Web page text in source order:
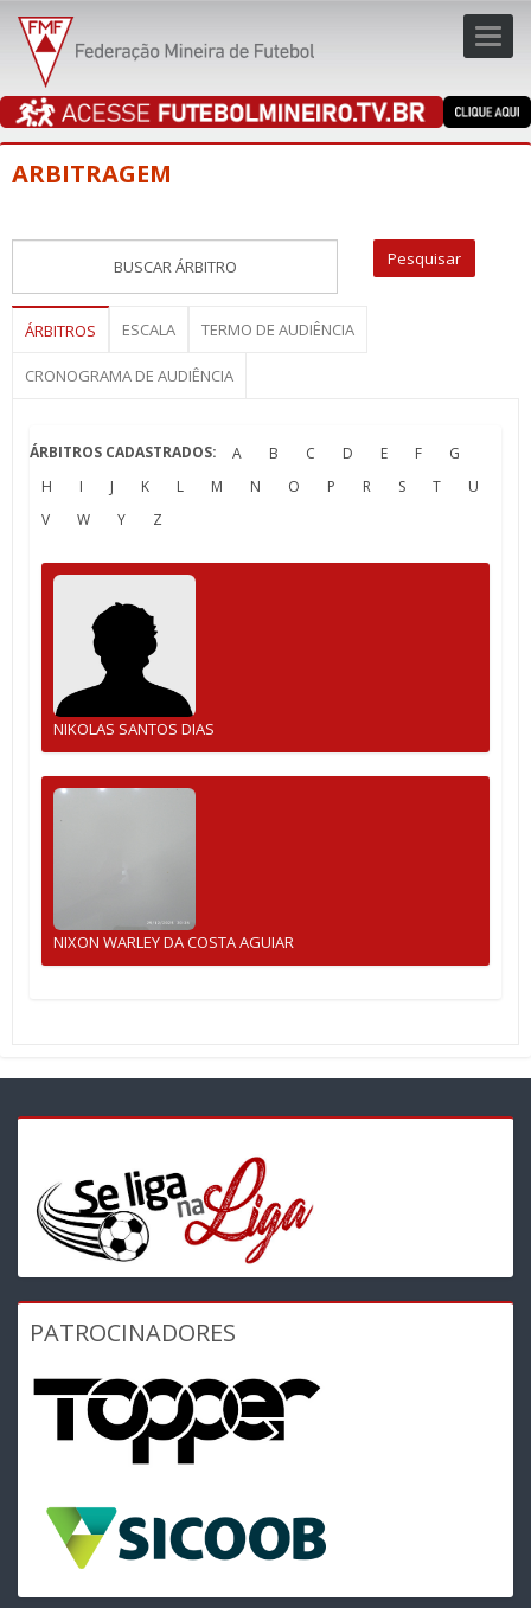
ARBITRAGEM
ÁRBITROS ESCALA TERMO DE AUDIÊNCIA
CRONOGRAMA DE AUDIÊNCIA
ÁRBITROS CADASTRADOS: A B C D E F
G
H
I J K L M N O P R S T
U
V
W Y Z
NIKOLAS SANTOS DIAS
NIXON WARLEY DA COSTA AGUIAR
PATROCINADORES